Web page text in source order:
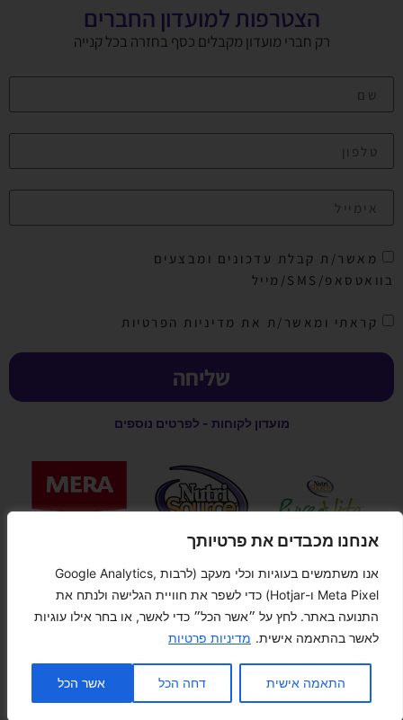
אנחנו מכבדים את פרטיותך
אנו משתמשים בעוגיות וכלי מעקב (לרבות Google Analytics,
Meta Pixel ו-Hotjar) כדי לשפר את חוויית הגלישה ולנתח את
התנועה באתר. לחץ על ״אשר הכל״ כדי לאשר, או בחר אילו עוגיות
לאשר בהתאמה אישית. מדיניות פרטיות
התאמה אישית דחה הכל אשר הכל
הצטרפות למועדון החברים
רק חברי מועדון מקבלים כסף בחזרה בכל קנייה
מאשר/ת קבלת עדכונים ומבצעים
בוואטסאפ/SMS/מייל
קראתי ומאשר/ת את מדיניות הפרטיות
שליחה
מועדון לקוחות - לפרטים נוספים
קנייה מאובטחת